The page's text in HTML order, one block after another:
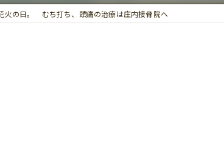
火の日。 むち打ち、頭痛の治療は庄内接骨院へ